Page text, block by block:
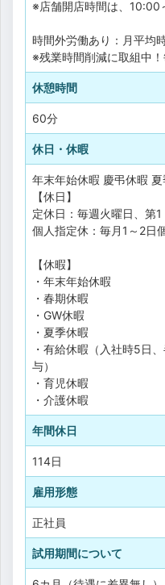
※店舗開店時間は、10:00
時間外労働あり：月平均
※残業時間削減に取組中
休憩時間
60分
休日・休暇
年末年始休暇 慶弔休暇
【休日】
定休日：毎週火曜日、第
個人指定休：毎月1～2日
【休暇】
・年末年始休暇
・春期休暇
・GW休暇
・夏季休暇
・有給休暇（入社時5日
与）
・育児休暇
・介護休暇
年間休日
114日
雇用形態
正社員
試用期間について